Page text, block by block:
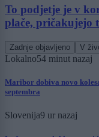
To podjetje je v
plače, pričakujejo
Zadnje objavljeno V
Lokalno54 minut nazaj
Maribor dobiva novo
septembra
Slovenija9 ur nazaj